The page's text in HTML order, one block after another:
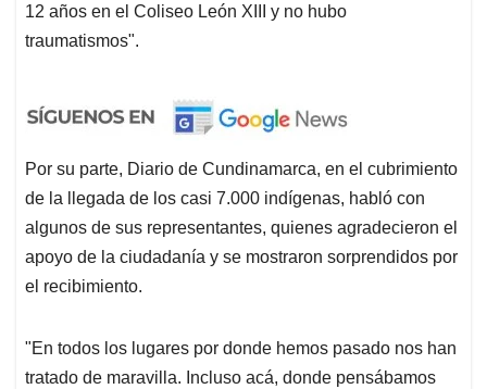
12 años en el Coliseo León XIII y no hubo
traumatismos".
Por su parte, Diario de Cundinamarca, en el cubrimiento
de la llegada de los casi 7.000 indígenas, habló con
algunos de sus representantes, quienes agradecieron el
apoyo de la ciudadanía y se mostraron sorprendidos por
el recibimiento.
"En todos los lugares por donde hemos pasado nos han
tratado de maravilla. Incluso acá, donde pensábamos